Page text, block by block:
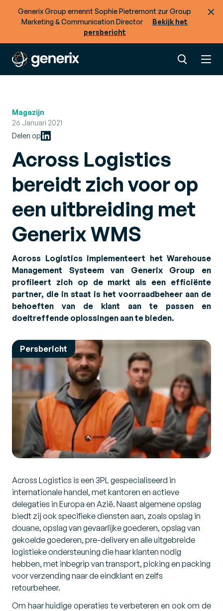
Generix Group ernennt Sophie Pietremont zur Group
Marketing & Communication Director
Bekijk het
persbericht
Magazijn
26 Januari 2021
Delen op
Across Logistics
bereidt zich voor op
een uitbreiding met
Generix WMS
Across Logistics implementeert het Warehouse
Management Systeem van Generix Group en
profileert zich op de markt als een efficiënte
partner, die in staat is het voorraadbeheer aan de
behoeften van de klant aan te passen en
doeltreffende oplossingen aan te bieden.
Persbericht
Across Logistics is een 3PL gespecialiseerd in
internationale handel, met kantoren en actieve
delegaties in Europa en Azië. Naast algemene opslag
biedt zij ook specifieke diensten aan, zoals opslag in
douane, opslag van gevaarlijke goederen, opslag van
gekoelde goederen, pre-delivery en alle uitgebreide
logistieke ondersteuning die haar klanten nodig
hebben, met inbegrip van transport, picking en packing
voor verzending naar de eindklant en zelfs
retourbeheer.
Om haar huidige operaties te verbeteren en ook om de